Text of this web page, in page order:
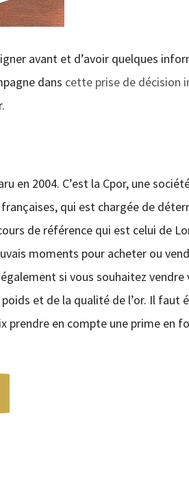
avant et d’avoir quelques
dans cette prise de décision
en 2004. C’est la Cpor, une
qui est chargée de
de référence qui est celui de
moments pour acheter ou
si vous souhaitez vendre
et de la qualité de l’or. Il faut
prendre en compte une prime en